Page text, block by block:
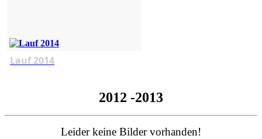
Lauf 2014
2012 -2013
Leider keine Bilder vorhanden!